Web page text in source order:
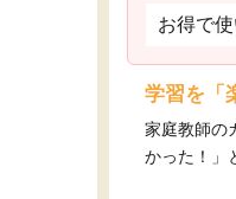
お得で
学習を「
家庭教師の
かった！」